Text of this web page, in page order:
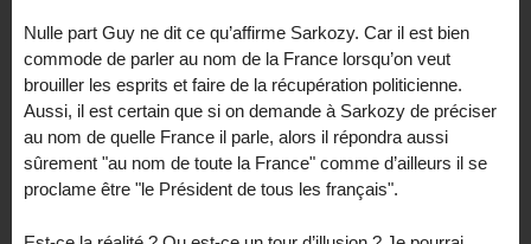
Nulle part Guy ne dit ce qu’affirme Sarkozy. Car il est bien
commode de parler au nom de la France lorsqu’on veut
brouiller les esprits et faire de la récupération politicienne.
Aussi, il est certain que si on demande à Sarkozy de préciser
au nom de quelle France il parle, alors il répondra aussi
sûrement "au nom de toute la France" comme d’ailleurs il se
proclame être "le Président de tous les français".